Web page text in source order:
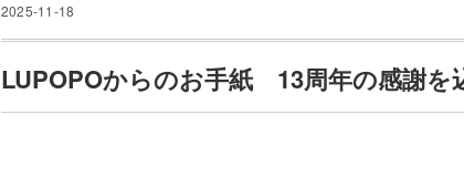
2025-11-18
LUPOPOからのお手紙 13周年の感謝を